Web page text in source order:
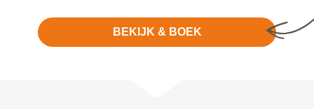
BEKIJK & BOEK